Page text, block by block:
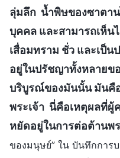
ลุ่มลึก น้ำพิษของซาตา
บุคคล และสามารถเห็น
เสื่อมทราม ชั่ว และเป็
อยู่ในปรัชญาทั้งหลาย
บริบูรณ์ของมันนั้น มันคื
พระเจ้า นี่คือเหตุผลที่ผู้
หยัดอยู่ในการต่อต้านพร
ของมนุษย์” ใน บันทึกการ